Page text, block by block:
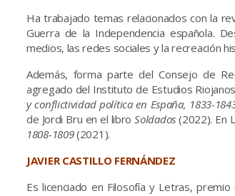
Ha trabajado temas relacionados con la
Guerra de la Independencia española.
medios, las redes sociales y la recreación
Además, forma parte del Consejo de
agregado del Instituto de Estudios
y conflictividad política en España, 1833-
de Jordi Bru en el libroSoldados(2022). En
1808-1809(2021).
JAVIER CASTILLO FERNÁNDEZ
Es licenciado en Filosofía y Letras,